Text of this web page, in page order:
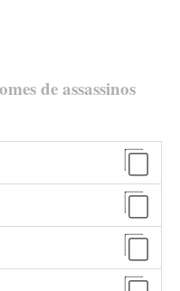
de assassinos